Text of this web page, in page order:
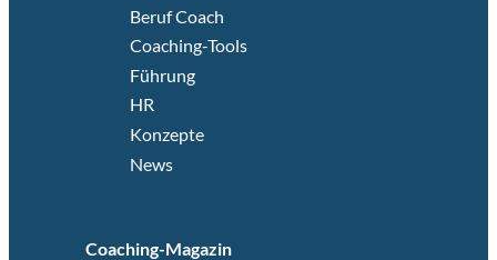
Beruf Coach
Coaching-Tools
Führung
HR
Konzepte
News
Coaching-Magazin